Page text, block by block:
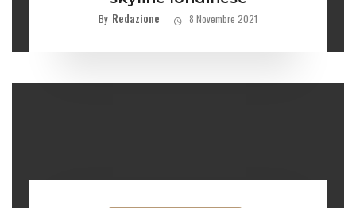
By Redazione 8 Novembre 2021